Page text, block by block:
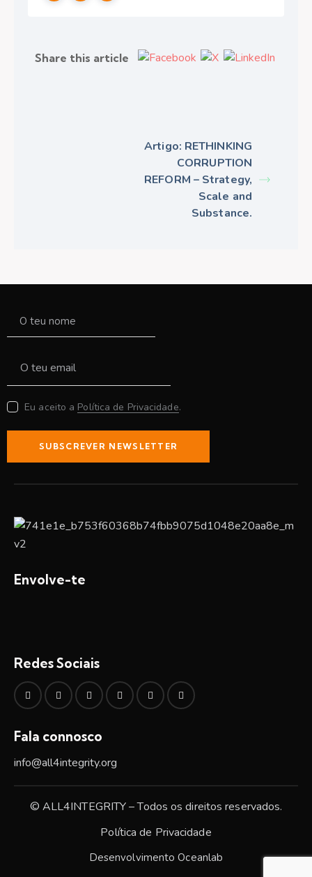
Share this article
Artigo: RETHINKING
CORRUPTION
REFORM – Strategy,
Scale and
Substance.
Eu aceito a Política de Privacidade.
SUBSCREVER NEWSLETTER
Envolve-te
Redes Sociais
Fala connosco
info@all4integrity.org
© ALL4INTEGRITY – Todos os direitos reservados.
Política de Privacidade
DesenvolvimentoOceanlab